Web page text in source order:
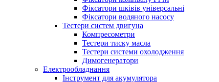
Фіксатори шківів універсальні
Фіксатори водяного насосу
Тестери систем двигуна
Компресометри
Тестери тиску масла
Тестери системи охолодження
Димогенератори
Електрообладнання
Інструмент для акумулятора